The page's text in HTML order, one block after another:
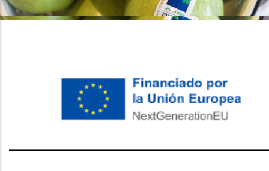
레딧 다운로드coloring pages printableinstagram reels